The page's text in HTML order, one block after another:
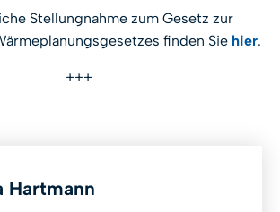
Stellungnahme zum Gesetz zur
finden Sie hier.
+++
Hartmann